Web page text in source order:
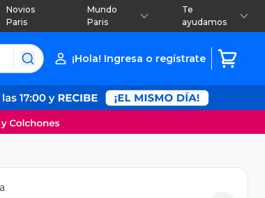
Novios
Paris
Mundo
Paris
Te
ayudamos
¡Hola! Ingresa o regístrate